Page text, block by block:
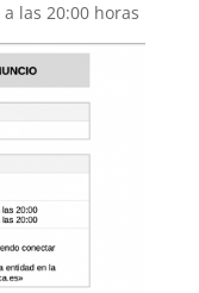
las 20:00 horas